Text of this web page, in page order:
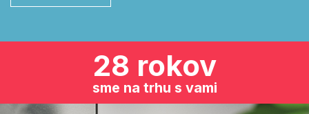
28 rokov
sme na trhu s vami